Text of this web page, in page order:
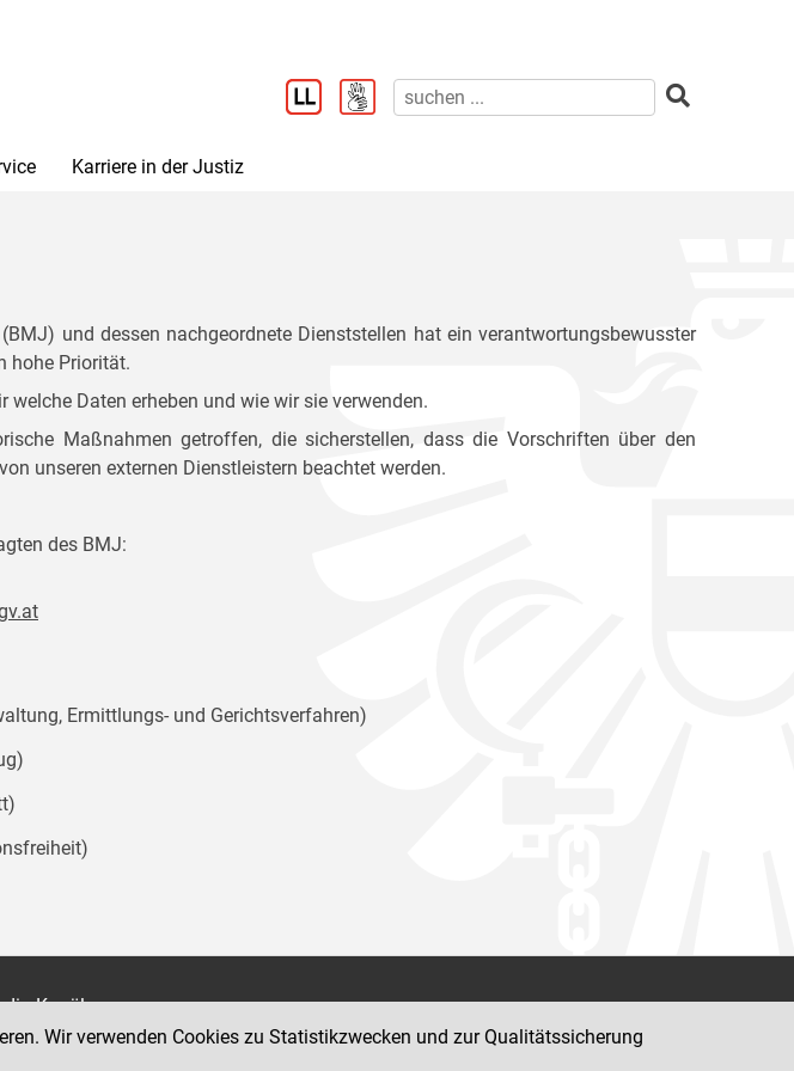
Karriere in der Justiz
und dessen nachgeordnete Dienststellen hat ein verantwortungsbewusster
hohe Priorität.
Daten erheben und wie wir sie verwenden.
Maßnahmen getroffen, die sicherstellen, dass die Vorschriften über den
unseren externen Dienstleistern beachtet werden.
des BMJ:
Ermittlungs- und Gerichtsverfahren)
Kanäle
und des BMJ
Wir verwenden Cookies zu Statistikzwecken und zur Qualitätssicherung